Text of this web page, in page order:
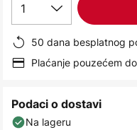
1
50 dana besplatnog
Plaćanje pouzećem
Podaci o dostavi
Na lageru